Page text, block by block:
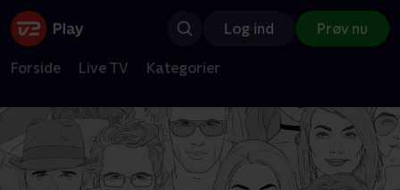
Log ind Prøv nu
Forside Live TV Kategorier